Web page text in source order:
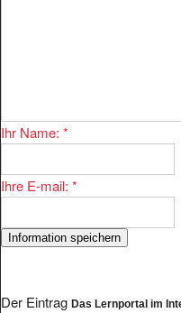
Ihr Name: *
Ihre E-mail: *
Der Eintrag Das Lernportal im